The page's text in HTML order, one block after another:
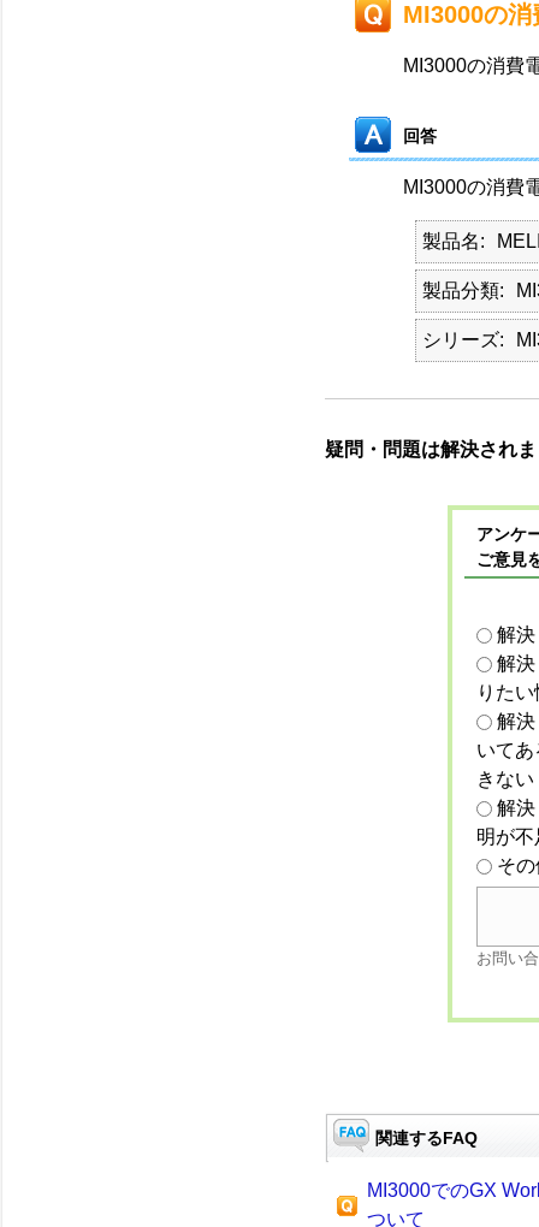
MI3000の
MI3000の消費
回答
MI3000の消費
製品名
製品分類
シリーズ
疑問・問題は解決され
アンケ
ご意見
解
解
りた
解
いて
きない
解
明が
そ
お問い
関連するFAQ
MI3000でのGX
ついて